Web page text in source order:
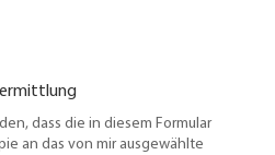
dass die in diesem Formular
an das von mir ausgewählte